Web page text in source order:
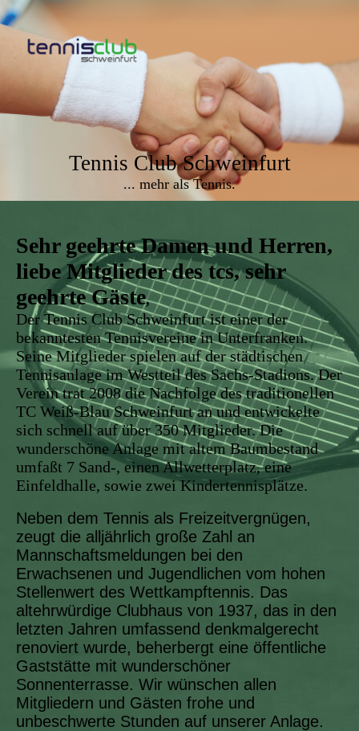
Tennis Club Schweinfurt
... mehr als Tennis.
Sehr geehrte Damen und Herren,
liebe Mitglieder des tcs,sehr
geehrte Gäste,
Der Tennis Club Schweinfurt ist einer der
bekanntesten Tennisvereine in Unterfranken.
Seine Mitglieder spielen auf der städtischen
Tennisanlage im Westteil des Sachs-Stadions. Der
Verein trat 2008 die Nachfolge des traditionellen
TC Weiß-Blau Schweinfurt an und entwickelte
sich schnell auf über 350 Mitglieder. Die
wunderschöne Anlage mit altem Baumbestand
umfaßt 7 Sand-, einen Allwetterplatz, eine
Einfeldhalle, sowie zwei Kindertennisplätze.
Neben dem Tennis als Freizeitvergnügen,
zeugt die alljährlich große Zahl an
Mannschaftsmeldungen bei den
Erwachsenen und Jugendlichen vom hohen
Stellenwert des Wettkampftennis. Das
altehrwürdige Clubhaus von 1937, das in den
letzten Jahren umfassend denkmalgerecht
renoviert wurde, beherbergt eine öffentliche
Gaststätte mit wunderschöner
Sonnenterrasse. Wir wünschen allen
Mitgliedern und Gästen frohe und
unbeschwerte Stunden auf unserer Anlage.